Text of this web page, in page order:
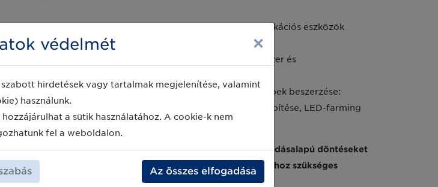
és elemzéshez szorosan kapcsolódó infokommunikációs eszközök
(pl.: automatizált növényvédelmi előrejelző rendszer és
drónok) beszerzése
technológiai fejlesztéséhez kapcsolódóan eszközök, gépek beszerzése:
és páratartalom), precíziós víz- és tápanyag utánpótlás kiépítése, LED-farming
befolyásolása),
a digitális átálláshoz, a kulcs az ember, az adat és tudásalapú döntéseket
kiemelt figyelmet fordít a mezőgazdaság digitális átállásához szükséges
ösztönzésére is.
védelmét ×
hirdetések vagy tartalmak megjelenítése, valamint
használunk.
a sütik használatához. A cookie-k nem
fel a weboldalon.
Az összes elfogadása